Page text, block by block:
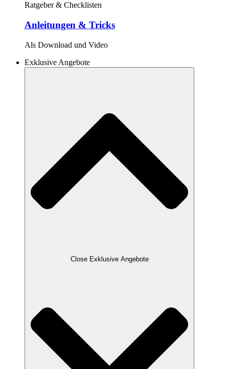
Ratgeber & Checklisten
Anleitungen & Tricks
Als Download und Video
Exklusive Angebote
Close Exklusive Angebote